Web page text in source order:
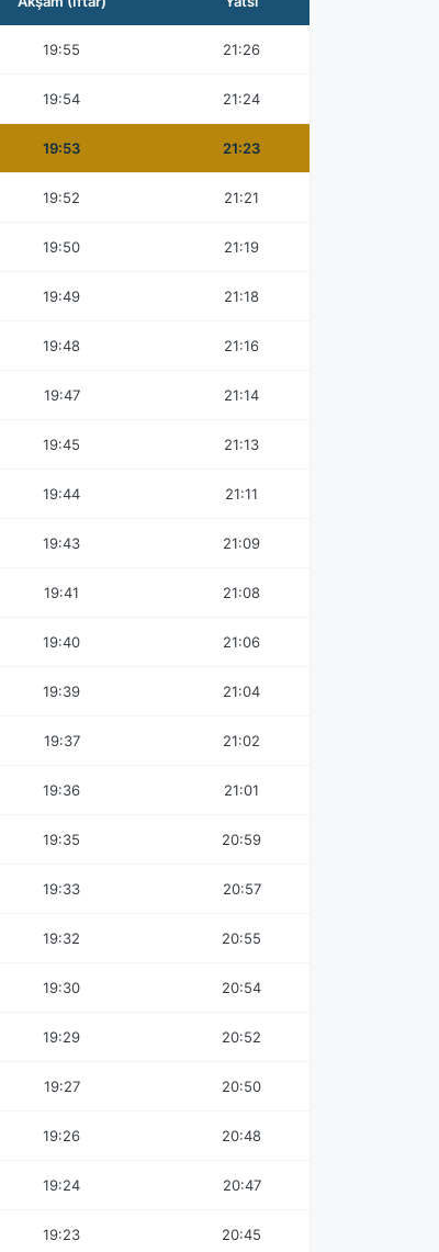
19:55 21:26
19:54 21:24
19:53 21:23
19:52 21:21
19:50 21:19
19:49 21:18
19:48 21:16
19:47 21:14
19:45 21:13
19:44 21:11
19:43 21:09
19:41 21:08
19:40 21:06
19:39 21:04
19:37 21:02
19:36 21:01
19:35 20:59
19:33 20:57
19:32 20:55
19:30 20:54
19:29 20:52
19:27 20:50
19:26 20:48
19:24 20:47
19:23 20:45